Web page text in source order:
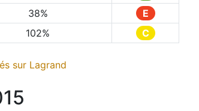
38%
E
102% C
sur Lagrand